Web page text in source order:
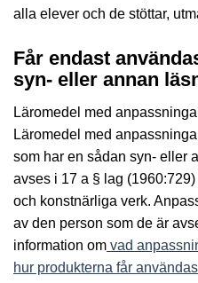
alla elever och de stöttar,
Får endast
syn- eller annan
Läromedel med
Läromedel med
som har en sådan syn- eller
avses i 17 a § lag
och konstnärliga verk.
av den person som de är
information om vad
hur produkterna får